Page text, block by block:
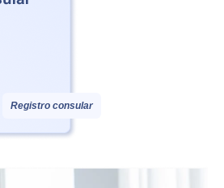
Registro consular